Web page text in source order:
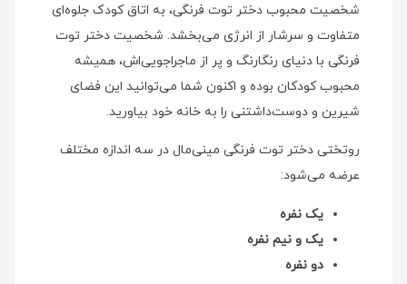
شخصیت محبوب دختر توت فرنگی، به اتاق کودک جلوه‌ای
متفاوت و سرشار از انرژی می‌بخشد. شخصیت دختر توت
فرنگی با دنیای رنگارنگ و پر از ماجراجویی‌اش، همیشه
محبوب کودکان بوده و اکنون شما می‌توانید این فضای
شیرین و دوست‌داشتنی را به خانه خود بیاورید.
روتختی دختر توت فرنگی مینی‌مال در سه اندازه مختلف
عرضه می‌شود:
یک نفره
یک و نیم نفره
دو نفره